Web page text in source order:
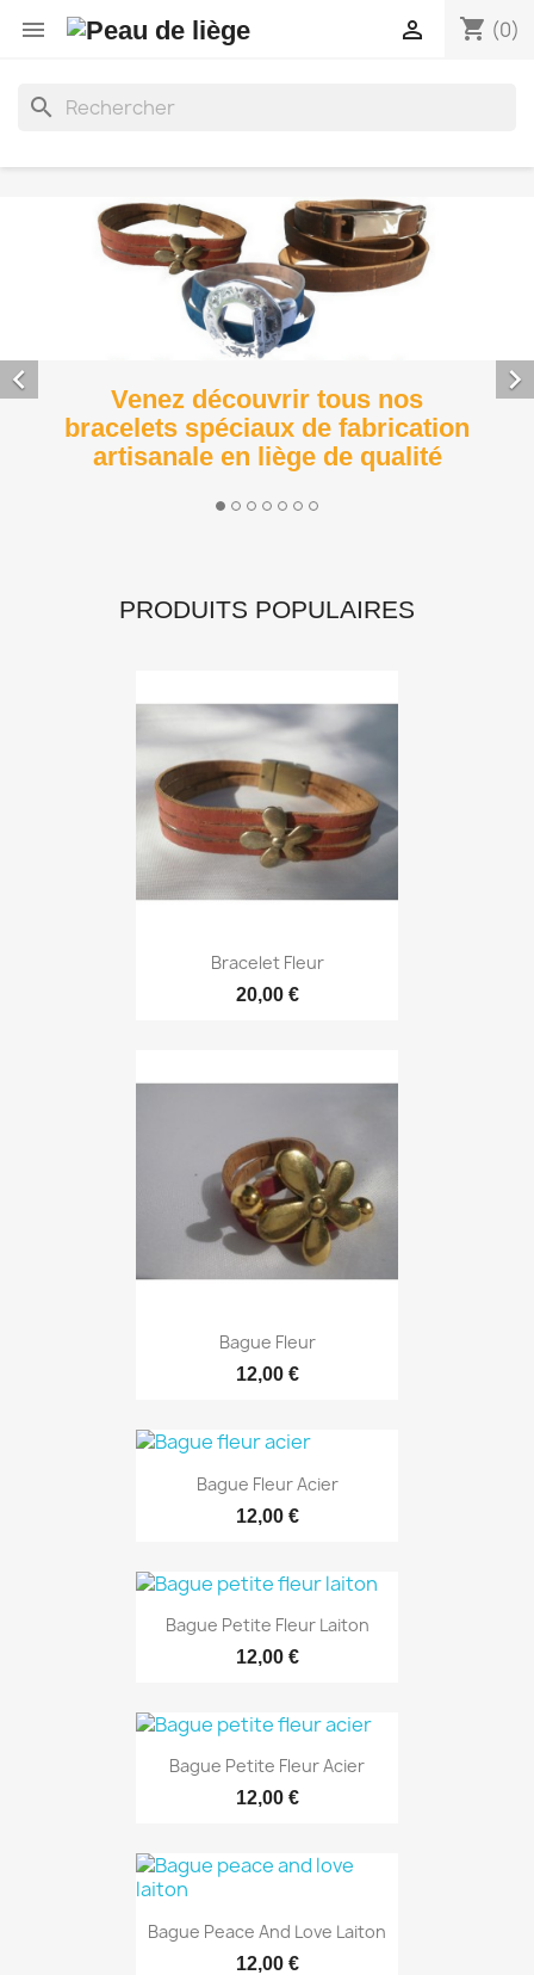
 shopping_cart (0)

search
Venez découvrir tous nos
bracelets spéciaux de fabrication
artisanale en liège de qualité
 
PRODUITS POPULAIRES
Bracelet Fleur
20,00 €
Bague Fleur
12,00 €
Bague Fleur Acier
12,00 €
Bague Petite Fleur Laiton
12,00 €
Bague Petite Fleur Acier
12,00 €
Bague Peace And Love Laiton
12,00 €